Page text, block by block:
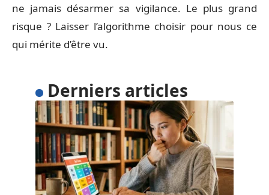
ne jamais désarmer sa vigilance. Le plus grand
risque ? Laisser l’algorithme choisir pour nous ce
qui mérite d’être vu.
Derniers articles